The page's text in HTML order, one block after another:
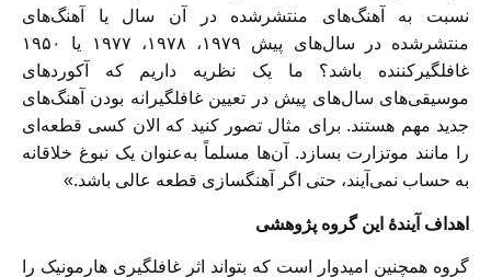
نسبت به آهنگ‌های منتشرشده در آن سال یا آهنگ‌های
منتشرشده در سال‌های پیش ۱۹۷۹، ۱۹۷۸، ۱۹۷۷ یا ۱۹۵۰
غافلگیرکننده باشد؟ ما یک نظریه داریم که آکوردهای
موسیقی‌های سال‌های پیش در تعیین غافلگیرانه بودن آهنگ‌های
جدید مهم هستند. برای مثال تصور کنید که الان کسی قطعه‌ای
را مانند موتزارت بسازد. آن‌ها مسلماً به‌عنوان یک نبوغ خلاقانه
به حساب نمی‌آیند، حتی اگر آهنگسازی قطعه عالی باشد.»
اهداف آیندهٔ این گروه پژوهشی
گروه همچنین امیدوار است که بتواند اثر غافلگیری هارمونیک را